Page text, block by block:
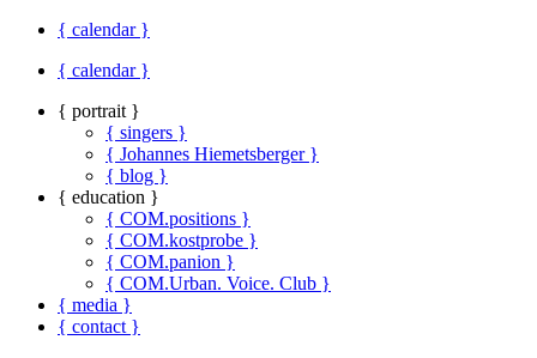
{ calendar }
{ calendar }
{ portrait }
{ singers }
{ Johannes Hiemetsberger }
{ blog }
{ education }
{ COM.positions }
{ COM.kostprobe }
{ COM.panion }
{ COM.Urban. Voice. Club }
{ media }
{ contact }